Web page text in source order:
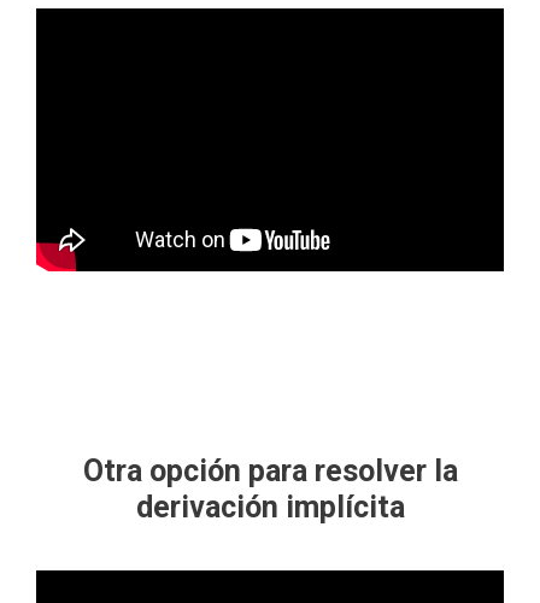
Otra opción para resolver la
derivación implícita